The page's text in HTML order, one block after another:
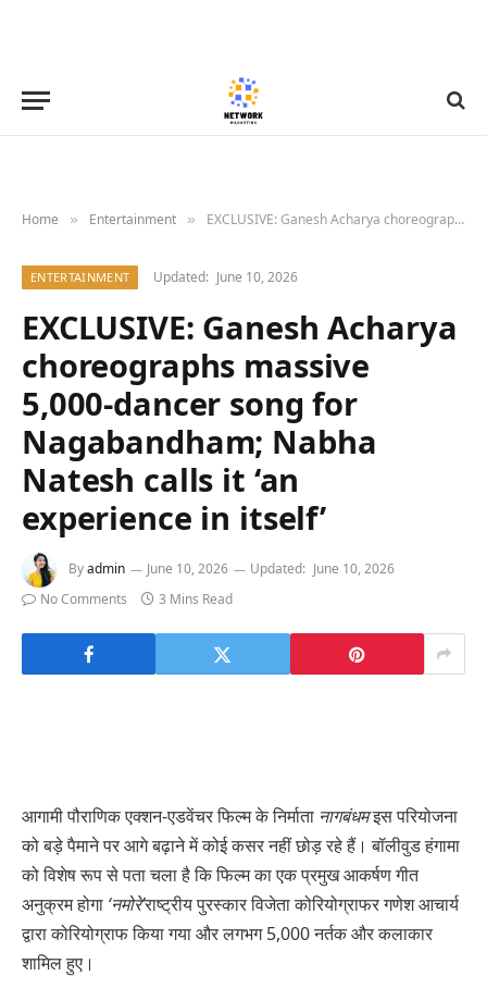
Home » Entertainment » EXCLUSIVE: Ganesh Acharya choreographs massive 5,000-dancer song for Nagabandham; Nabha Natesh calls it ‘an experience in itself’
ENTERTAINMENT Updated: June 10, 2026
EXCLUSIVE: Ganesh Acharya
choreographs massive
5,000-dancer song for
Nagabandham; Nabha
Natesh calls it ‘an
experience in itself’
Byadmin June 10, 2026 Updated: June 10, 2026
No Comments
3 Mins Read
आगामी पौराणिक एक्शन-एडवेंचर फिल्म के निर्माता नागबंधमइस परियोजना
को बड़े पैमाने पर आगे बढ़ाने में कोई कसर नहीं छोड़ रहे हैं। बॉलीवुड हंगामा
को विशेष रूप से पता चला है कि फिल्म का एक प्रमुख आकर्षण गीत
अनुक्रम होगा ‘नमोरे’राष्ट्रीय पुरस्कार विजेता कोरियोग्राफर गणेश आचार्य
द्वारा कोरियोग्राफ किया गया और लगभग 5,000 नर्तक और कलाकार
शामिल हुए।